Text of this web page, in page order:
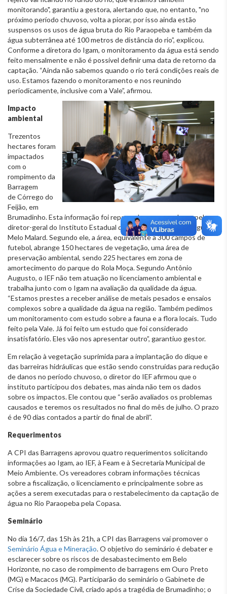
monitorando", garantiu a gestora, alertando que, no entanto, "no
próximo período chuvoso, volta a piorar, por isso ainda estão
suspensos os usos de água bruta do Rio Paraopeba e também da
água subterrânea até 100 metros de distância do rio”, explicou.
Conforme a diretora do Igam, o monitoramento da água está sendo
feito mensalmente e não é possível definir uma data de retorno da
captação. “Ainda não sabemos quando o rio terá condições reais de
uso. Estamos fazendo o monitoramento e nos reunindo
periodicamente, inclusive com a Vale”, afirmou.
Impacto
ambiental
Trezentos
hectares foram
impactados
com o
rompimento da
Barragem
de Córrego do
Feijão, em
Brumadinho. Esta informação foi repassada aos vereadores pelo
diretor-geral do Instituto Estadual de Florestas, Antônio Augusto
Melo Malard. Segundo ele, a área, equivalente a 300 campos de
futebol, abrange 150 hectares de vegetação, uma área de
preservação ambiental, sendo 225 hectares em zona de
amortecimento do parque do Rola Moça. Segundo Antônio
Augusto, o IEF não tem atuação no licenciamento ambiental e
trabalha junto com o Igam na avaliação da qualidade da água.
“Estamos prestes a receber análise de metais pesados e ensaios
complexos sobre a qualidade da água na região. Também pedimos
um monitoramento com estudo sobre a fauna e a flora locais. Tudo
feito pela Vale. Já foi feito um estudo que foi considerado
insatisfatório. Eles vão nos apresentar outro”, garantiuo gestor.
Em relação à vegetação suprimida para a implantação do dique e
das barreiras hidráulicas que estão sendo construídas para redução
de danos no período chuvoso, o diretor do IEF afirmou que o
instituto participou dos debates, mas ainda não tem os dados
sobre os impactos. Ele contou que “serão avaliados os problemas
causados e teremos os resultados no final do mês de julho. O prazo
é de 90 dias contados a partir do final de abril”.
Requerimentos
A CPI das Barragens aprovou quatro requerimentos solicitando
informações ao Igam, ao IEF, à Feam e à Secretaria Municipal de
Meio Ambiente. Os vereadores cobram informações técnicas
sobre a fiscalização, o licenciamento e principalmente sobre as
ações a serem executadas para o restabelecimento da captação de
água no Rio Paraopeba pela Copasa.
Seminário
No dia 16/7, das 15h às 21h, a CPI das Barragens vai promover o
Seminário Água e Mineração. O objetivo do seminário é debater e
esclarecer sobre os riscos de desabastecimento em Belo
Horizonte, no caso de rompimento de barragens em Ouro Preto
(MG) e Macacos (MG). Participarão do seminário o Gabinete de
Crise da Sociedade Civil, criado após a tragédia de Brumadinho; o